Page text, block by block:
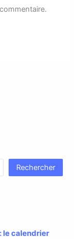
Rechercher
le calendrier